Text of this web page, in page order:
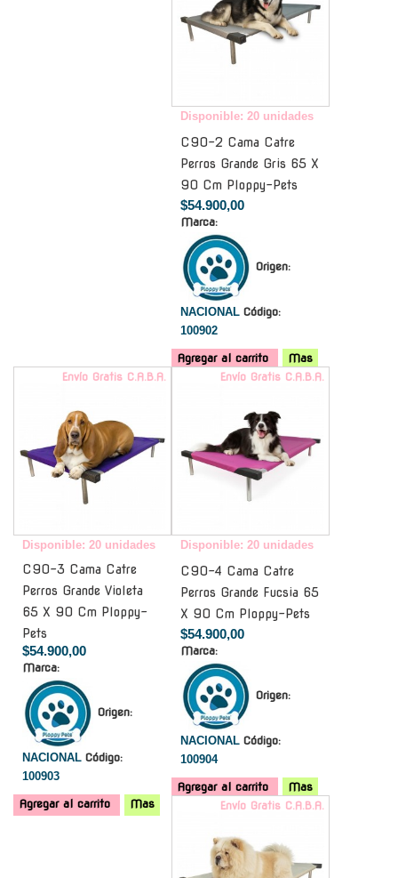
Disponible: 20 unidades
C90-2 Cama Catre
Perros Grande Gris 65 X
90 Cm Ploppy-Pets
$54.900,00
Marca:
Origen:
NACIONAL Código:
100902
Agregar al carrito
Mas
Envío Gratis C.A.B.A.
Disponible: 20 unidades
C90-3 Cama Catre
Perros Grande Violeta
65 X 90 Cm Ploppy-
Pets
$54.900,00
Marca:
Origen:
NACIONAL Código:
100903
Agregar al carrito Mas
Envío Gratis C.A.B.A.
Disponible: 20 unidades
C90-4 Cama Catre
Perros Grande Fucsia 65
X 90 Cm Ploppy-Pets
$54.900,00
Marca:
Origen:
NACIONAL Código:
100904
Agregar al carrito
Mas
Envío Gratis C.A.B.A.